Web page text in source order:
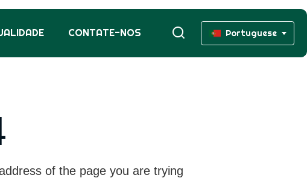
CONTATE-NOS Portuguese
of the page you are trying